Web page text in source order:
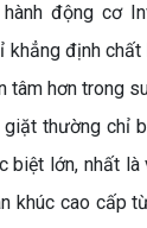
động cơ
khẳng định
tâm hơn trong
thường chỉ
biệt lớn, nhất là
khúc cao cấp